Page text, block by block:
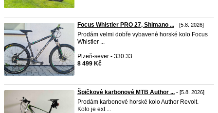
Focus Whistler PRO 27, Shimano ... - [5.8. 2026]
Prodám velmi dobře vybavené horské kolo Focus
Whistler ...
Plzeň-sever - 330 33
8 499 Kč
Špičkové karbonové MTB Author ... - [5.8. 2026]
Prodám karbonové horské kolo Author Revolt.
Kolo je ext ...